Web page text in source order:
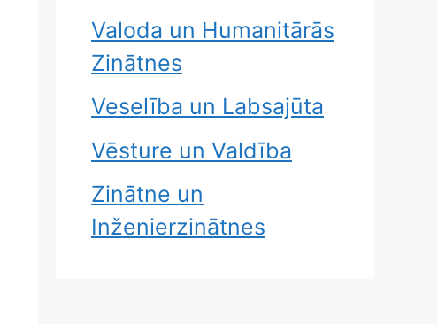
Valoda un Humanitārās
Zinātnes
Veselība un Labsajūta
Vēsture un Valdība
Zinātne un
Inženierzinātnes